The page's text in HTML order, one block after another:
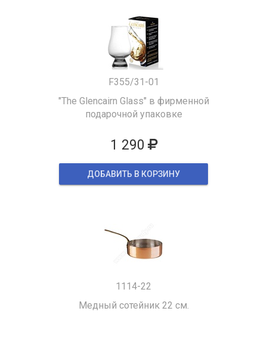
F355/31-01
"The Glencairn Glass" в фирменной
подарочной упаковке
1 290
ДОБАВИТЬ В КОРЗИНУ
1114-22
Медный сотейник 22 см.